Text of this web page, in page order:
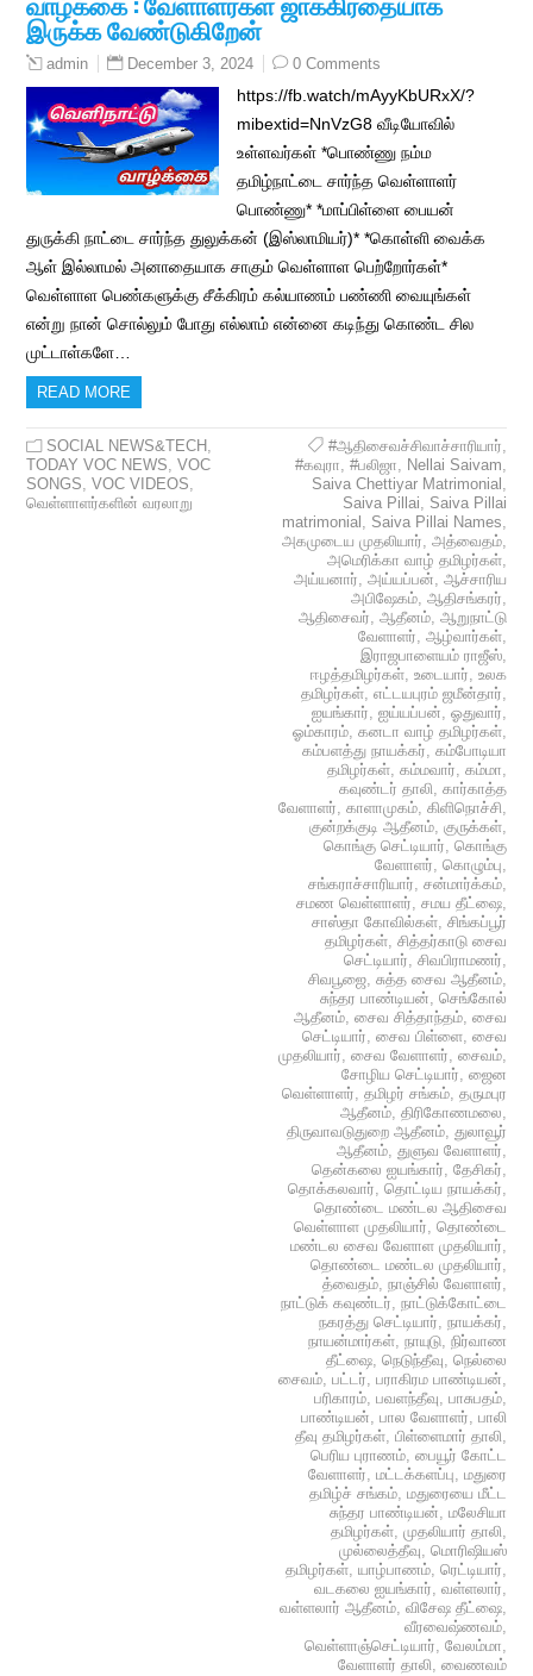
இருக்க வேண்டுகிறேன்
admin December 3, 2024 0 Comments
https://fb.watch/mAyyKbURxX/?
mibextid=NnVzG8 வீடியோவில்
உள்ளவர்கள் *பொண்ணு நம்ம
தமிழ்நாட்டை சார்ந்த வெள்ளாளர்
பொண்ணு* *மாப்பிள்ளை பையன்
துருக்கி நாட்டை சார்ந்த துலுக்கன் (இஸ்லாமியர்)* *கொள்ளி வைக்க
ஆள் இல்லாமல் அனாதையாக சாகும் வெள்ளாள பெற்றோர்கள்*
வெள்ளாள பெண்களுக்கு சீக்கிரம் கல்யாணம் பண்ணி வையுங்கள்
என்று நான் சொல்லும் போது எல்லாம் என்னை கடிந்து கொண்ட சில
முட்டாள்களே…
READ MORE
SOCIAL NEWS&TECH ,
TODAY VOC NEWS,VOC
SONGS,VOC VIDEOS,
வெள்ளாளர்களின் வரலாறு
#ஆதிசைவச்சிவாச்சாரியார்,
#கவுரா, #பலிஜா, Nellai Saivam,
Saiva Chettiyar Matrimonial ,
Saiva Pillai, Saiva Pillai
matrimonial , Saiva Pillai Names,
அகமுடைய முதலியார், அத்வைதம்,
அமெரிக்கா வாழ் தமிழர்கள்,
அய்யனார், அய்யப்பன், ஆச்சாரிய
அபிஷேகம், ஆதிசங்கரர்,
ஆதிசைவர், ஆதீனம், ஆறுநாட்டு
வேளாளர், ஆழ்வார்கள்,
இராஜபாளையம் ராஜீஸ்,
ஈழத்தமிழர்கள், உடையார், உலக
தமிழர்கள், எட்டயபுரம் ஜமீன்தார்,
ஐயங்கார், ஐய்யப்பன், ஓதுவார்,
ஓம்காரம், கனடா வாழ் தமிழர்கள்,
கம்பளத்து நாயக்கர், கம்போடியா
தமிழர்கள், கம்மவார், கம்மா,
கவுண்டர் தாலி, கார்காத்த
வேளாளர், காளாமுகம், கிளிநொச்சி,
குன்றக்குடி ஆதீனம், குருக்கள்,
கொங்கு செட்டியார், கொங்கு
வேளாளர், கொழும்பு,
சங்கராச்சாரியார், சன்மார்க்கம்,
சமண வெள்ளாளர், சமய தீட்ஷை,
சாஸ்தா கோவில்கள், சிங்கப்பூர்
தமிழர்கள், சித்தர்காடு சைவ
செட்டியார், சிவபிராமணர்,
சிவபூஜை, சுத்த சைவ ஆதீனம்,
சுந்தர பாண்டியன், செங்கோல்
ஆதீனம், சைவ சித்தாந்தம், சைவ
செட்டியார், சைவ பிள்ளை, சைவ
முதலியார், சைவ வேளாளர், சைவம்,
சோழிய செட்டியார், ஜைன
வெள்ளாளர், தமிழர் சங்கம், தருமபுர
ஆதீனம், திரிகோணமலை,
திருவாவடுதுறை ஆதீனம், துலாவூர்
ஆதீனம், துளுவ வேளாளர்,
தென்கலை ஐயங்கார், தேசிகர்,
தொக்கலவார், தொட்டிய நாயக்கர்,
தொண்டை மண்டல ஆதிசைவ
வெள்ளாள முதலியார், தொண்டை
மண்டல சைவ வேளாள முதலியார்,
தொண்டை மண்டல முதலியார்,
த்வைதம், நாஞ்சில் வேளாளர்,
நாட்டுக் கவுண்டர், நாட்டுக்கோட்டை
நகரத்து செட்டியார், நாயக்கர்,
நாயன்மார்கள், நாயுடு, நிர்வாண
தீட்ஷை, நெடுந்தீவு, நெல்லை
சைவம், பட்டர், பராகிரம பாண்டியன்,
பரிகாரம், பவளந்தீவு, பாசுபதம்,
பாண்டியன், பால வேளாளர், பாலி
தீவு தமிழர்கள், பிள்ளைமார் தாலி,
பெரிய புராணம், பையூர் கோட்ட
வேளாளர், மட்டக்களப்பு, மதுரை
தமிழ்ச் சங்கம், மதுரையை மீட்ட
சுந்தர பாண்டியன், மலேசியா
தமிழர்கள், முதலியார் தாலி,
முல்லைத்தீவு, மொரிஷியஸ்
தமிழர்கள், யாழ்பாணம், ரெட்டியார்,
வடகலை ஐயங்கார், வள்ளலார்,
வள்ளலார் ஆதீனம், விசேஷ தீட்ஷை,
வீரவைஷ்ணவம்,
வெள்ளாஞ்செட்டியார், வேலம்மா,
வேளாளர் தாலி, வைணவம்